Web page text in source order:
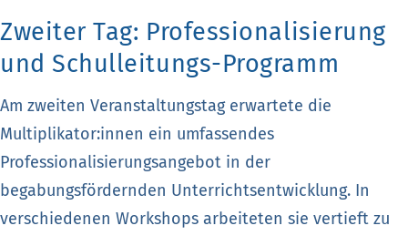
Zweiter Tag: Professionalisierung
und Schulleitungs-Programm
Am zweiten Veranstaltungstag erwartete die
Multiplikator:innen ein umfassendes
Professionalisierungsangebot in der
begabungsfördernden Unterrichtsentwicklung. In
verschiedenen Workshops arbeiteten sie vertieft zu